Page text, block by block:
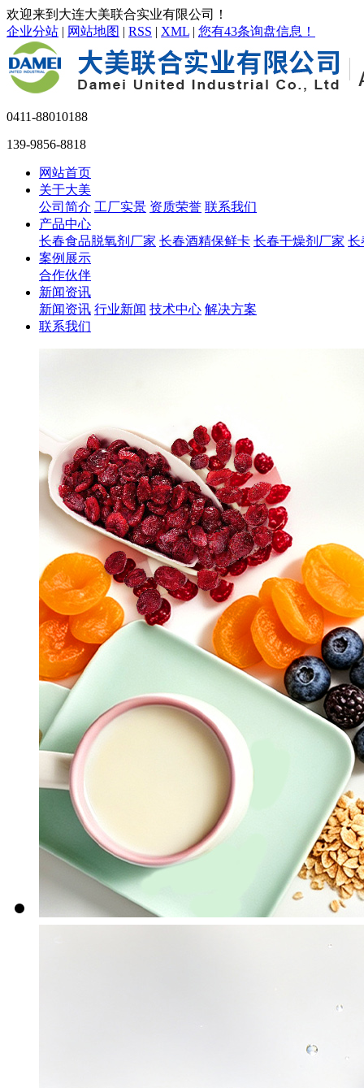
欢迎来到大连大美联合实业有限公司！
企业分站 | 网站地图 | RSS | XML | 您有43条询盘信息！
0411-88010188
139-9856-8818
网站首页
关于大美
公司简介 工厂实景 资质荣誉 联系我们
产品中心
长春食品脱氧剂厂家 长春酒精保鲜卡 长春干燥剂厂家 长
案例展示
合作伙伴
新闻资讯
新闻资讯 行业新闻 技术中心 解决方案
联系我们